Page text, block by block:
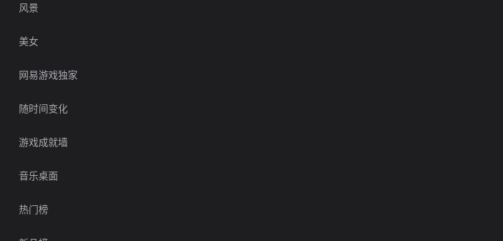
风景
美女
网易游戏独家
随时间变化
游戏成就墙
音乐桌面
热门榜